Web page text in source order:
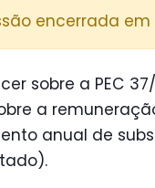
encerrada em
sobre a PEC
a
anual de